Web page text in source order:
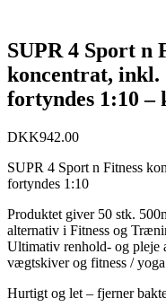
SUPR 4 Sport n
koncentrat, inkl.
fortyndes 1:10 –
DKK942.00
SUPR 4 Sport n Fitness
fortyndes 1:10
Produktet giver 50 stk.
alternativ i Fitness og
Ultimativ renhold- og pleje
vægtskiver og fitness / yoga
Hurtigt og let – fjerner